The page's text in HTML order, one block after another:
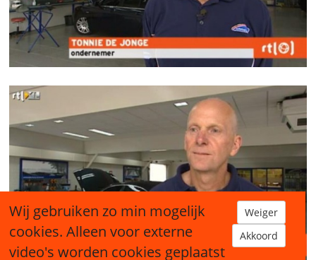
Wij gebruiken zo min mogelijk
cookies. Alleen voor externe
video's worden cookies geplaatst
Weiger
Akkoord